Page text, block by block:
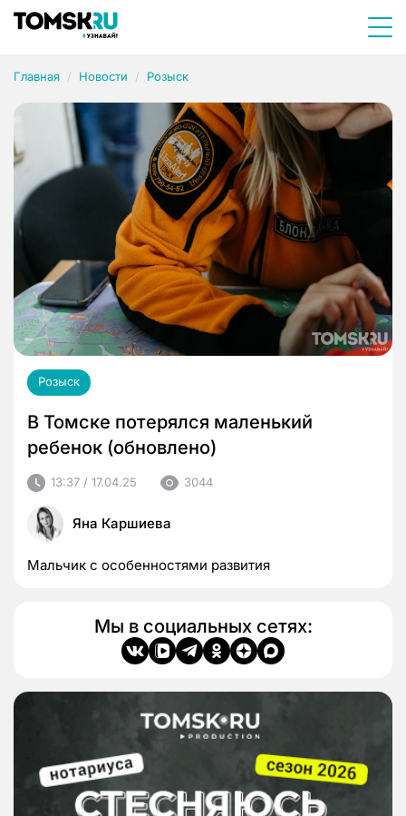
Главная Новости Розыск
Розыск
В Томске потерялся маленький
ребенок (обновлено)
13:37 / 17.04.25 3044
Яна Каршиева
Мальчик с особенностями развития
Мы в социальных сетях: